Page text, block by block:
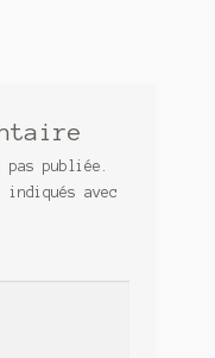
publiée.
indiqués avec